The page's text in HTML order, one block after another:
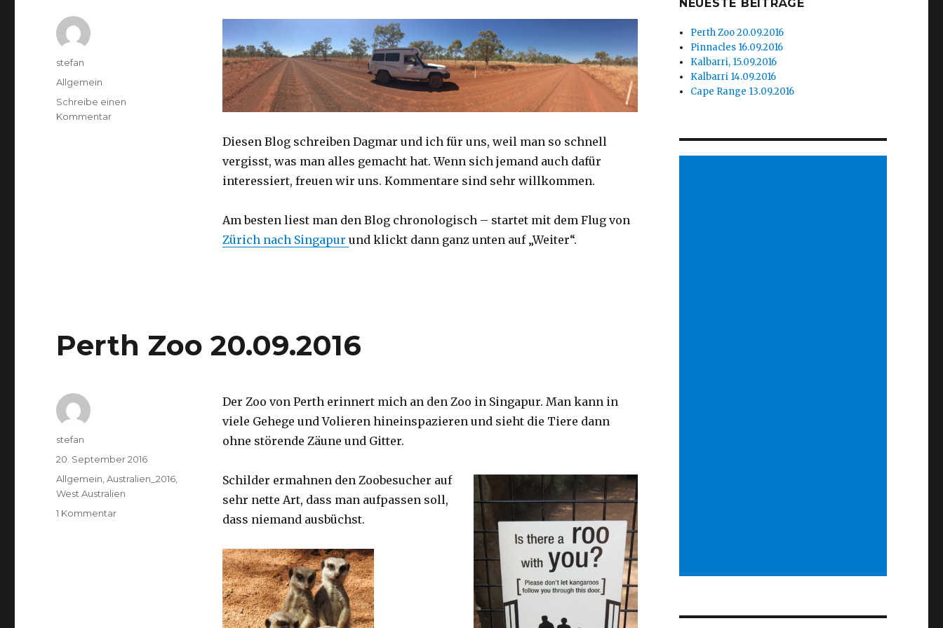
Diesen Blog schreiben Dagmar und ich für uns, weil man so schnell
vergisst, was man alles gemacht hat. Wenn sich jemand auch dafür
interessiert, freuen wir uns. Kommentare sind sehr willkommen.
Am besten liest man den Blog chronologisch – startet mit dem Flug von
Zürich nach Singapur und klickt dann ganz unten auf „Weiter“.
Autor
stefan
Kategorien
Allgemein
Schreibe einen
Kommentarzu
Perth Zoo 20.09.2016
Der Zoo von Perth erinnert mich an den Zoo in Singapur. Man kann in
viele Gehege und Volieren hineinspazieren und sieht die Tiere dann
ohne störende Zäune und Gitter.
Schilder ermahnen den Zoobesucher auf
sehr nette Art, dass man aufpassen soll,
dass niemand ausbüchst.
Autor
stefan
Veröffentlicht
am
20. September 2016
Kategorien
Allgemein,Australien_2016,
West Australien
1 Kommentarzu
NEUESTE BEITRÄGE
Perth Zoo 20.09.2016
Pinnacles 16.09.2016
Kalbarri, 15.09.2016
Kalbarri 14.09.2016
Cape Range 13.09.2016